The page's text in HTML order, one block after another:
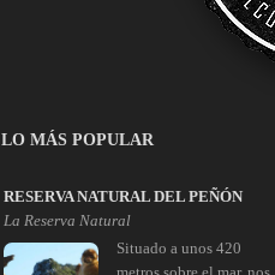
LO MÁS POPULAR
RESERVA NATURAL DEL PEÑÓN
La Reserva Natural
Situado a unos 420